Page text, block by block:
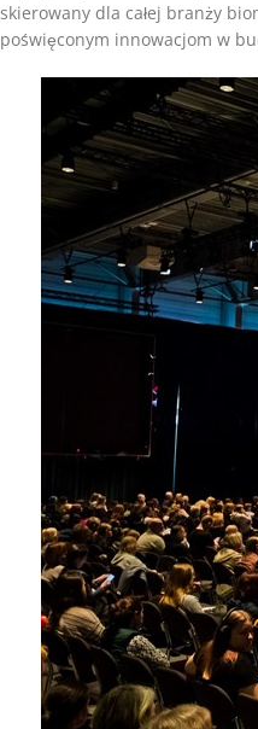
skierowany dla całej branży
poświęconym innowacjom w